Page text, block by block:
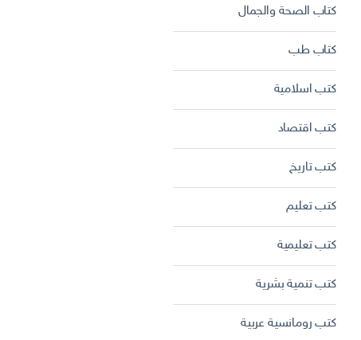
كتاب الصحة والجمال
كتاب طب
كتب اسلامية
كتب اقتصاد
كتب تاريخ
كتب تعليم
كتب تعليمية
كتب تنمية بشرية
كتب رومانسية عربية